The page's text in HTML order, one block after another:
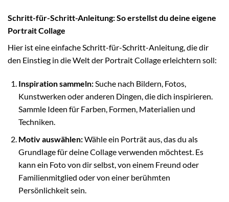
Schritt-für-Schritt-Anleitung: So erstellst du deine eigene
Portrait Collage
Hier ist eine einfache Schritt-für-Schritt-Anleitung, die dir
den Einstieg in die Welt der Portrait Collage erleichtern soll:
Inspiration sammeln:Suche nach Bildern, Fotos,
Kunstwerken oder anderen Dingen, die dich inspirieren.
Sammle Ideen für Farben, Formen, Materialien und
Techniken.
Motiv auswählen:Wähle ein Porträt aus, das du als
Grundlage für deine Collage verwenden möchtest. Es
kann ein Foto von dir selbst, von einem Freund oder
Familienmitglied oder von einer berühmten
Persönlichkeit sein.